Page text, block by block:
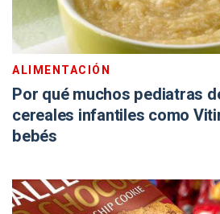
ALIMENTACIÓN
Por qué muchos pediatras
cereales infantiles como
bebés